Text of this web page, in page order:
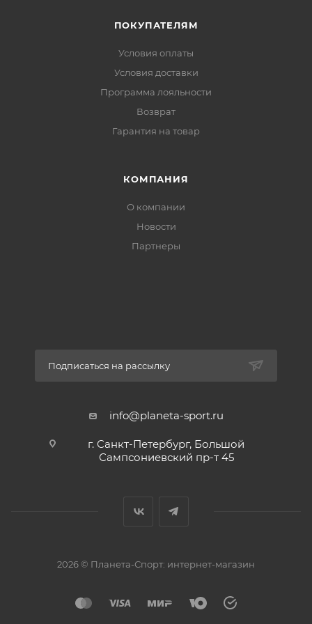
Регулировка по низу изделия — эластичный пояс
с шнурком, плотно фиксирует куртку, исключает
Упаковка в левый боковой карман — куртка
складывается в компактный пакет, легко
ПОКУПАТЕЛЯМ
Условия оплаты
Условия доставки
Программа лояльности
Возврат
Гарантия на товар
КОМПАНИЯ
О компании
Новости
Партнеры
Подписаться на рассылку
info@planeta-sport.ru
г. Санкт-Петербург, Большой
Сампсониевский пр-т 45
2026 © Планета-Спорт: интернет-магазин